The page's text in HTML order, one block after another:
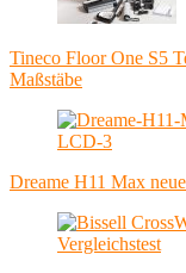
Tineco Floor One S5
Maßstäbe
Dreame H11 Max